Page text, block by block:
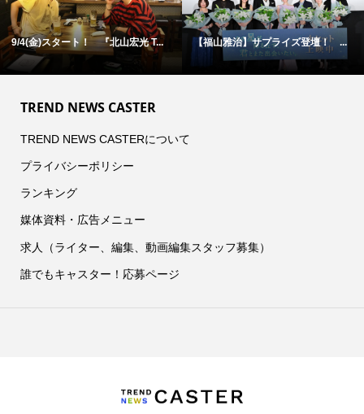
9/4(金)スタート！ 『北山宏光 T... 【福山雅治】サプライズ登壇！ ...
TREND NEWS CASTER
TREND NEWS CASTERについて
プライバシーポリシー
ランキング
媒体資料・広告メニュー
求人（ライター、編集、動画編集スタッフ募集）
誰でもキャスター！応募ページ